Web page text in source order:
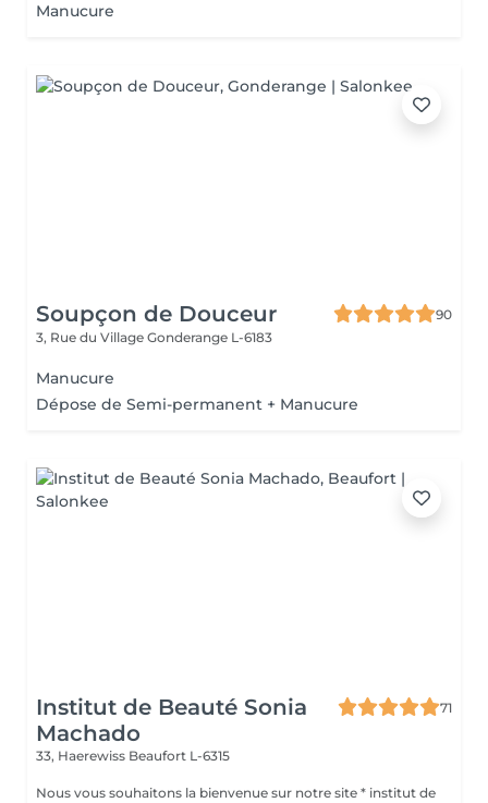
Manucure
Soupçon de Douceur
90
3, Rue du Village Gonderange L-6183
Manucure
Dépose de Semi-permanent + Manucure
Institut de Beauté Sonia
Machado
71
33, Haerewiss Beaufort L-6315
Nous vous souhaitons la bienvenue sur notre site * institut de